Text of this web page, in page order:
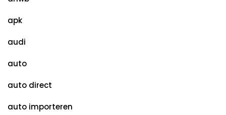
apk
audi
auto
auto direct
auto importeren